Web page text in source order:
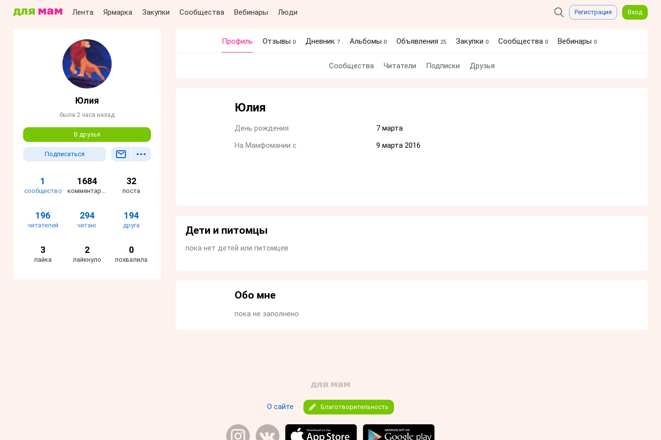
Лента Ярмарка Закупки Сообщества Вебинары Люди Регистрация Вход
Юлия
была 2 часа назад
В друзья
Подписаться
1
сообщество
1684
комментария
32
поста
196
читателей
294
читаю
194
друга
3
лайка
2
лайкнуло
0
похвалила
Профиль Отзывы 0 Дневник 7 Альбомы 0 Объявления 25 Закупки 0 Сообщества 0 Вебинары 0
Сообщества Читатели Подписки Друзья
Юлия
День рождения
7 марта
На Мамфомании с
9 марта 2016
Дети и питомцы
пока нет детей или питомцев
Обо мне
пока не заполнено
О сайте Благотворительность